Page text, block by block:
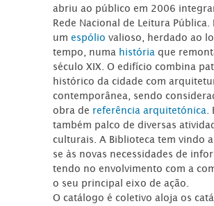
abriu ao público em 2006
Rede Nacional de Leitura Pública.
umespóliovalioso, herdado ao
tempo, numa história que
século XIX. O edifício combina
histórico da cidade com
contemporânea, sendo
obra de referência arquitetónica .
também palco de diversas
culturais. A Biblioteca tem vindo
se às novas necessidades de
tendo no envolvimento com a
o seu principal eixo de ação.
O catálogo é coletivo aloja os